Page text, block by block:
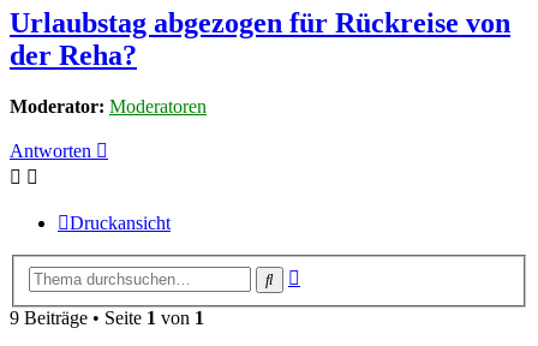
Urlaubstag abgezogen für Rückreise von
der Reha?
Moderator: Moderatoren
Antworten
Druckansicht
Suche
9 Beiträge • Seite 1 von 1